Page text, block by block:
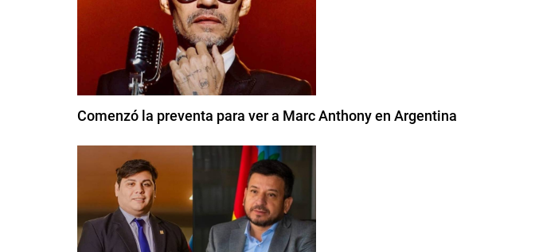
Comenzó la preventa para ver a Marc Anthony en Argentina